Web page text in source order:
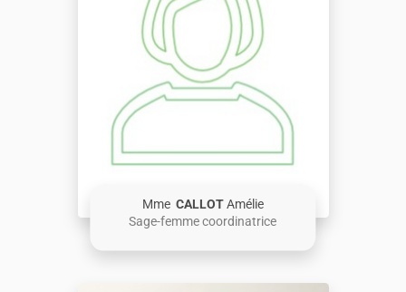
MmeCALLOTAmélie
Sage-femme coordinatrice